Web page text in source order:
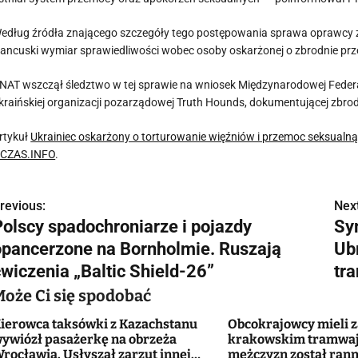
źródła znającego szczegóły tego postępowania sprawa
wymiar sprawiedliwości wobec osoby oskarżonej o zbrodnie
wszczął śledztwo w tej sprawie na wniosek Międzynarodowej
organizacji pozarządowej Truth Hounds, dokumentującej
Ukrainiec oskarżony o torturowanie więźniów i przemoc
.
spadochroniarze i pojazdy
na Bornholmie. Ruszają
„Baltic Shield-26”
Ci się spodobać
taksówki z Kazachstanu
pasażerkę na obrzeża
Usłyszał zarzut innej
Obcokrajowcy mieli
krakowskim
mężczyzn został